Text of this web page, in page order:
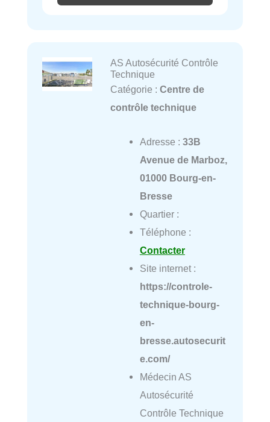
AS Autosécurité Contrôle
Technique
Catégorie : Centre de
contrôle technique
Adresse : 33B
Avenue de Marboz,
01000 Bourg-en-
Bresse
Quartier :
Téléphone :
Contacter
Site internet :
https://controle-
technique-bourg-
en-
bresse.autosecurit
e.com/
Médecin AS
Autosécurité
Contrôle Technique